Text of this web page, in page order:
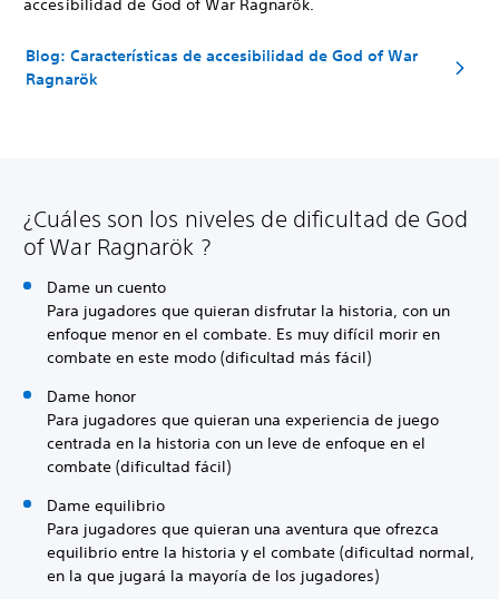
accesibilidad de God of War Ragnarök.
Blog: Características de accesibilidad de God of War
Ragnarök
¿Cuáles son los niveles de dificultad de God
of War Ragnarök ?
Dame un cuento
Para jugadores que quieran disfrutar la historia, con un
enfoque menor en el combate. Es muy difícil morir en
combate en este modo (dificultad más fácil)
Dame honor
Para jugadores que quieran una experiencia de juego
centrada en la historia con un leve de enfoque en el
combate (dificultad fácil)
Dame equilibrio
Para jugadores que quieran una aventura que ofrezca
equilibrio entre la historia y el combate (dificultad normal,
en la que jugará la mayoría de los jugadores)